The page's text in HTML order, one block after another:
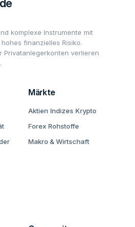
komplexe Instrumente mit
finanzielles Risiko.
Privatanlegerkonten verlieren
Märkte
Aktien Indizes Krypto
Forex Rohstoffe
Makro & Wirtschaft